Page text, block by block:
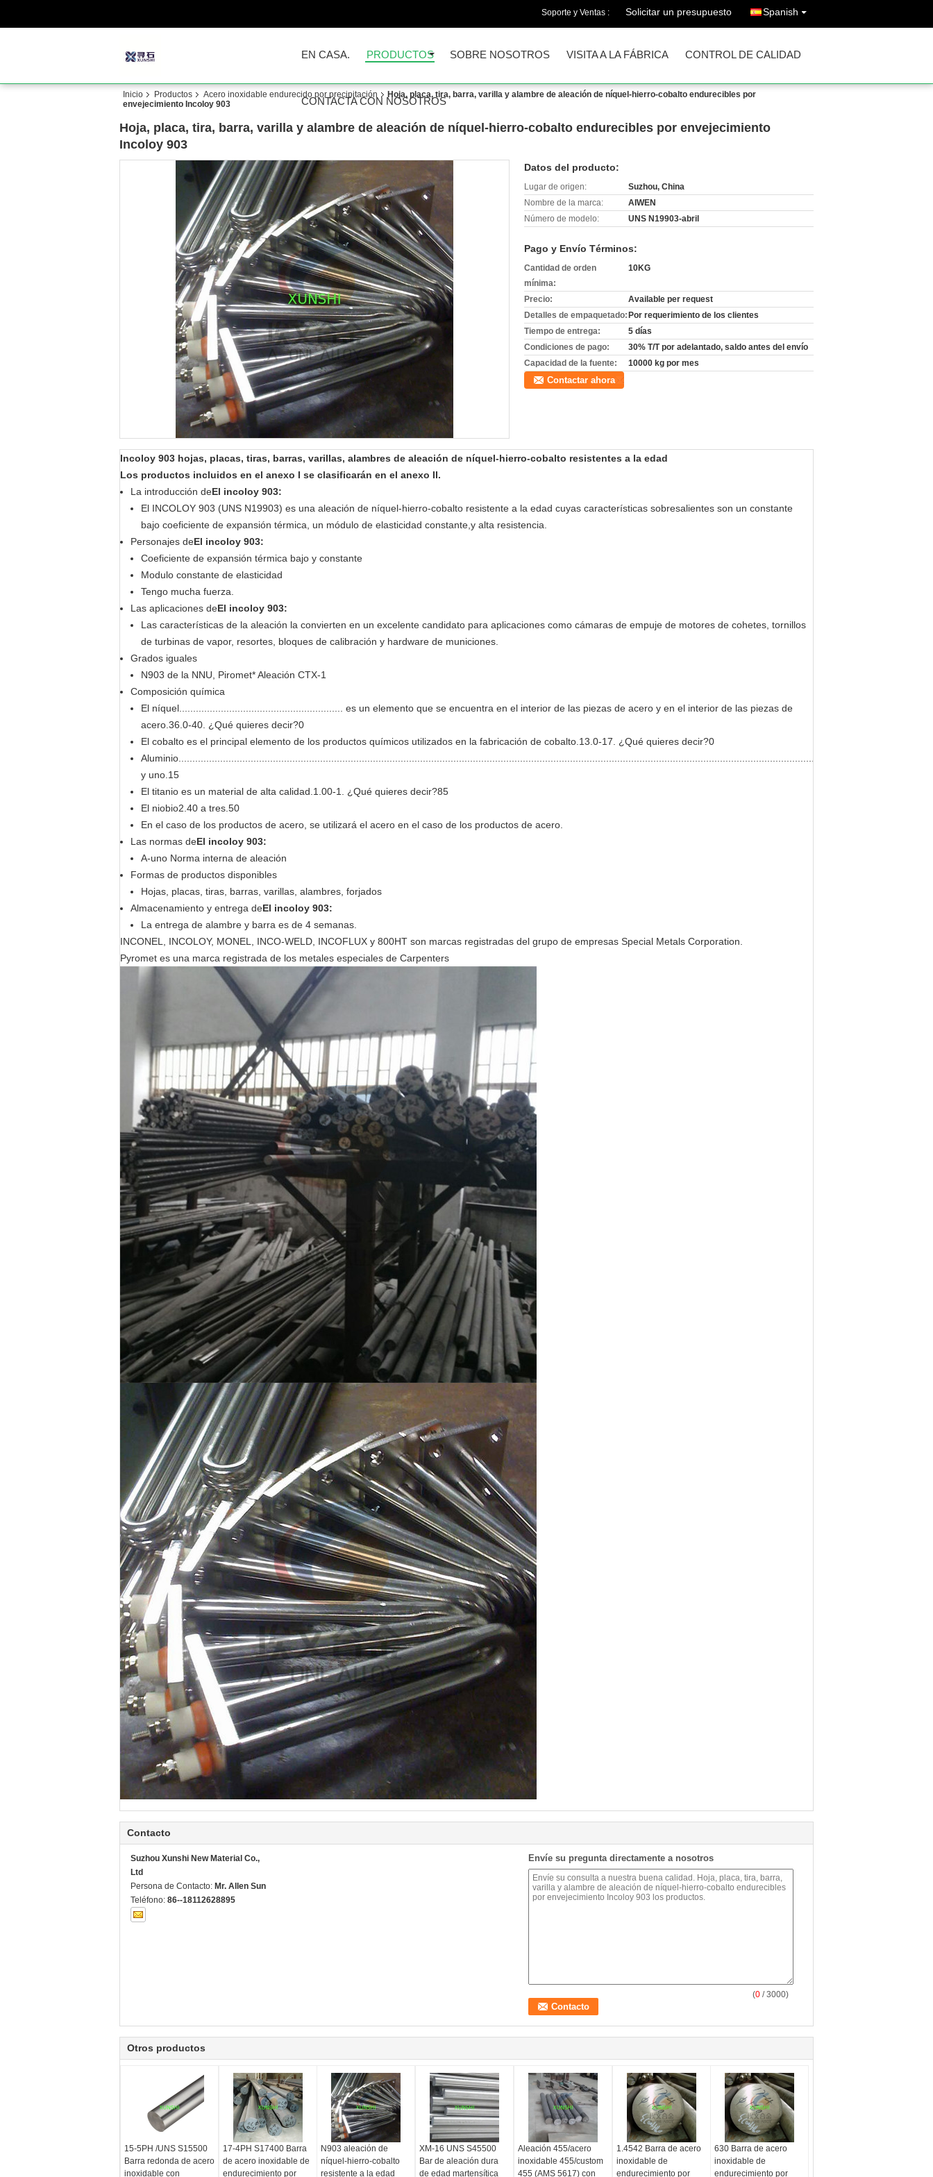
Soporte y Ventas : Solicitar un presupuesto Spanish
EN CASA. PRODUCTOS SOBRE NOSOTROS VISITA A LA FÁBRICA CONTROL DE CALIDAD
CONTACTA CON NOSOTROS
Inicio Productos Acero inoxidable endurecido por precipitación
Hoja, placa, tira, barra, varilla y alambre de aleación de níquel-hierro-cobalto endurecibles por
envejecimiento Incoloy 903
Hoja, placa, tira, barra, varilla y alambre de aleación de níquel-hierro-cobalto endurecibles por envejecimiento
Incoloy 903
Datos del producto:
Lugar de origen:
Suzhou, China
Nombre de la marca:
AIWEN
Número de modelo:
UNS N19903-abril
Pago y Envío Términos:
Cantidad de orden
mínima:
10KG
Precio:
Available per request
Detalles de empaquetado: Por requerimiento de los clientes
Tiempo de entrega:
5 días
Condiciones de pago:
30% T/T por adelantado, saldo antes del envío
Capacidad de la fuente:
10000 kg por mes
Contactar ahora
Incoloy 903 hojas, placas, tiras, barras, varillas, alambres de aleación de níquel-hierro-cobalto resistentes a la edad
Los productos incluidos en el anexo I se clasificarán en el anexo II.
La introducción deEl incoloy 903:
El INCOLOY 903 (UNS N19903) es una aleación de níquel-hierro-cobalto resistente a la edad cuyas características sobresalientes son un constante
bajo coeficiente de expansión térmica, un módulo de elasticidad constante,y alta resistencia.
Personajes deEl incoloy 903:
Coeficiente de expansión térmica bajo y constante
Modulo constante de elasticidad
Tengo mucha fuerza.
Las aplicaciones deEl incoloy 903:
Las características de la aleación la convierten en un excelente candidato para aplicaciones como cámaras de empuje de motores de cohetes, tornillos
de turbinas de vapor, resortes, bloques de calibración y hardware de municiones.
Grados iguales
N903 de la NNU, Piromet* Aleación CTX-1
Composición química
El níquel........................................................... es un elemento que se encuentra en el interior de las piezas de acero y en el interior de las piezas de
acero.36.0-40. ¿Qué quieres decir?0
El cobalto es el principal elemento de los productos químicos utilizados en la fabricación de cobalto.13.0-17. ¿Qué quieres decir?0
y uno.15
El titanio es un material de alta calidad.1.00-1. ¿Qué quieres decir?85
El niobio2.40 a tres.50
En el caso de los productos de acero, se utilizará el acero en el caso de los productos de acero.
Las normas deEl incoloy 903:
A-uno Norma interna de aleación
Formas de productos disponibles
Hojas, placas, tiras, barras, varillas, alambres, forjados
Almacenamiento y entrega deEl incoloy 903:
La entrega de alambre y barra es de 4 semanas.
INCONEL, INCOLOY, MONEL, INCO-WELD, INCOFLUX y 800HT son marcas registradas del grupo de empresas Special Metals Corporation.
Pyromet es una marca registrada de los metales especiales de Carpenters
Contacto
Suzhou Xunshi New Material Co.,
Ltd
Persona de Contacto: Mr. Allen Sun
Teléfono: 86--18112628895
Envíe su pregunta directamente a nosotros
(0 / 3000)
Otros productos
15-5PH /UNS S15500
Barra redonda de acero
inoxidable con
17-4PH S17400 Barra
de acero inoxidable de
endurecimiento por
N903 aleación de
níquel-hierro-cobalto
resistente a la edad
XM-16 UNS S45500
Bar de aleación dura
de edad martensítica
Aleación 455/acero
inoxidable 455/custom
455 (AMS 5617) con
1.4542 Barra de acero
inoxidable de
endurecimiento por
630 Barra de acero
inoxidable de
endurecimiento por